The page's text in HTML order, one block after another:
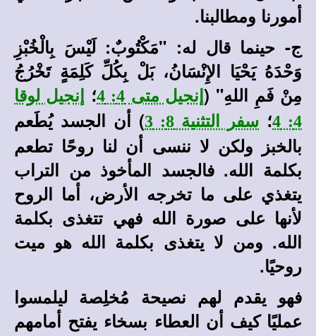
أمورنا ومطالبنا.
‌ج- حينما قال له: "مَكْتُوبٌ: لَيْسَ بِالْخُبْزِ
وَحْدَهُ يَحْيَا الإِنْسَانُ، بَلْ بِكُلِّ كَلِمَةٍ تَخْرُجُ
مِنْ فَمِ اللهِ" ( إنجيل متى 4: 4 ؛
إنجيل لوقا
4: 4
؛ سفر التثنية 8: 3
) أن الجسد يُطَعم
بالخبز ولكن لا ننسى أن لنا روحًا تطعم
بكلمة الله. فالجسد المأخوذ من التراب
يتغذي على ما تخرجه الأرض، أما الروح
لأنها على صورة الله فهي تتغذى بكلمة
الله. ومن لا يتغذى بكلمة الله هو ميت
روحيًا.
فهو يقدم لهم نصيحة مُخلِصة ليلمسوا
عمليًا كيف أن العطاء بسخاء يفتح أمامهم